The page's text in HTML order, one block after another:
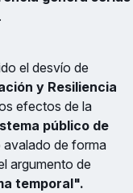
el desvío de
y Resiliencia
efectos de la
público de
avalado de forma
argumento de
temporal".